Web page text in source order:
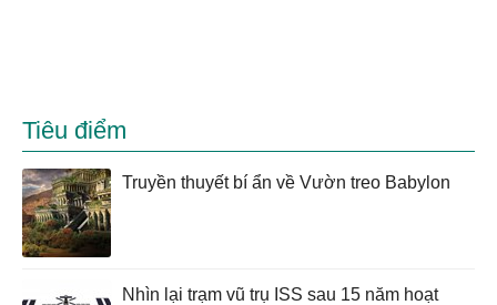
Tiêu điểm
Truyền thuyết bí ẩn về Vườn treo Babylon
Nhìn lại trạm vũ trụ ISS sau 15 năm hoạt